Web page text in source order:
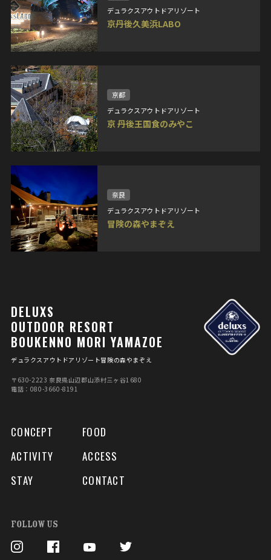
デュラクスアウトドアリゾート
京丹後久美浜LABO
京都
デュラクスアウトドアリゾート
京 丹後王国食のみやこ
奈良
デュラクスアウトドアリゾート
冒険の森やまぞえ
DELUXS
OUTDOOR RESORT
BOUKENNO MORI YAMAZOE
デュラクスアウトドアリゾート冒険の森やまぞえ
〒630-2223 奈良県⼭辺郡⼭添村三ヶ⾕1680
電話：080-3660-8191
CONCEPT
ACTIVITY
STAY
FOOD
ACCESS
CONTACT
FOLLOW US